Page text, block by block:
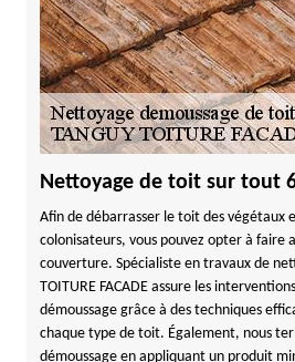
Nettoyage de toit sur tout
Afin de débarrasser le toit des végétaux
colonisateurs, vous pouvez opter à faire
couverture. Spécialiste en travaux de
TOITURE FACADE assure les
démoussage grâce à des techniques
chaque type de toit. Également, nous
démoussage en appliquant un produit